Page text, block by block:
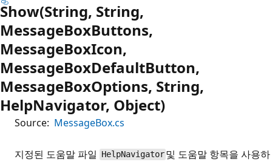
Show(String, String,
MessageBoxButtons,
MessageBoxIcon,
MessageBoxDefaultButton,
MessageBoxOptions, String,
HelpNavigator, Object)
Source: MessageBox.cs
지정된 도움말 파일 HelpNavigator 및 도움말 항목을 사용하